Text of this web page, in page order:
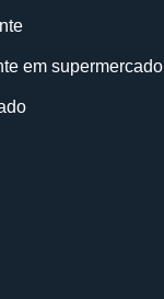
em supermercado